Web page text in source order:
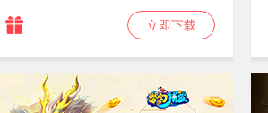
立即下载